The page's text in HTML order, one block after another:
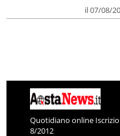
il 07/08/
Quotidiano online
8/2012